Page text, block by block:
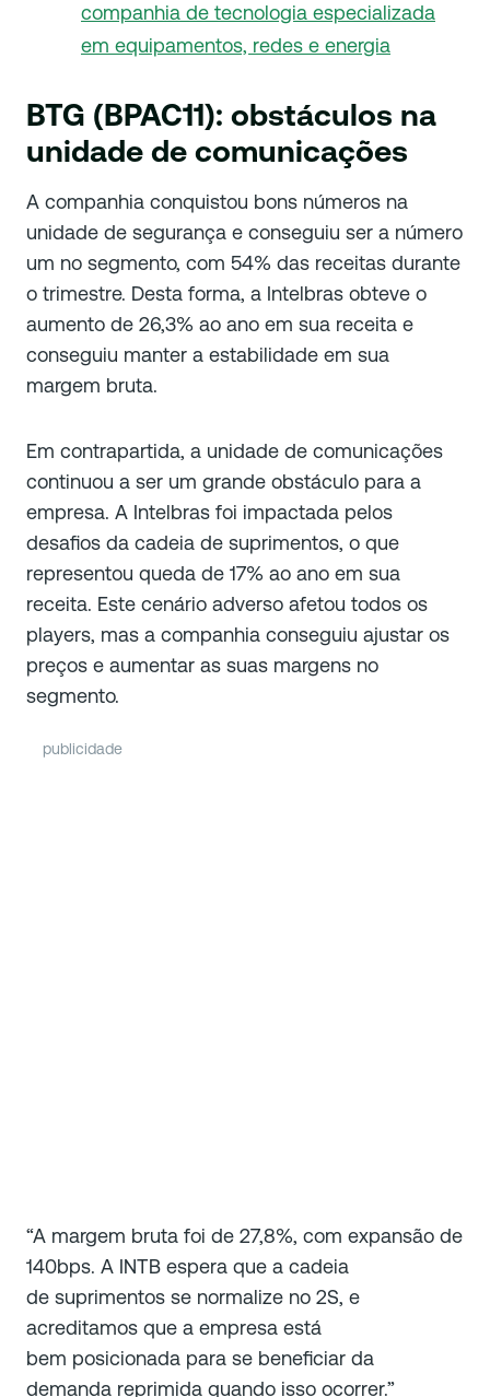
companhia de tecnologia especializada
em equipamentos, redes e energia
BTG (BPAC11): obstáculos na
unidade de comunicações
A companhia conquistou bons números na
unidade de segurança e conseguiu ser a número
um no segmento, com 54% das receitas durante
o trimestre. Desta forma, a Intelbras obteve o
aumento de 26,3% ao ano em sua receita e
conseguiu manter a estabilidade em sua
margem bruta.
Em contrapartida, a unidade de comunicações
continuou a ser um grande obstáculo para a
empresa. A Intelbras foi impactada pelos
desafios da cadeia de suprimentos, o que
representou queda de 17% ao ano em sua
receita. Este cenário adverso afetou todos os
players, mas a companhia conseguiu ajustar os
preços e aumentar as suas margens no
segmento.
publicidade
“A margem bruta foi de 27,8%, com expansão de
140bps. A INTB espera que a cadeia
de suprimentos se normalize no 2S, e
acreditamos que a empresa está
bem posicionada para se beneficiar da
demanda reprimida quando isso ocorrer.”